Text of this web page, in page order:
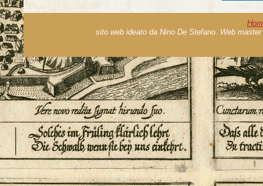
sito web ideato da Nino De Stefano. Web